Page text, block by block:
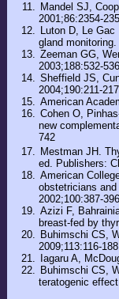
Mandel SJ,
2001;86:2354-
Luton D, Le
gland monitoring.
Zeeman GG,
2003;188:532-536
Sheffield JS,
2004;190:211-217
American
Cohen O,
new
742
Mestman JH.
ed. Publishers:
American
obstetricians
2002;100:387-396
Azizi F,
breast-fed by
Buhimschi CS,
2009;113:116-188
Iagaru A,
Buhimschi CS,
teratogenic